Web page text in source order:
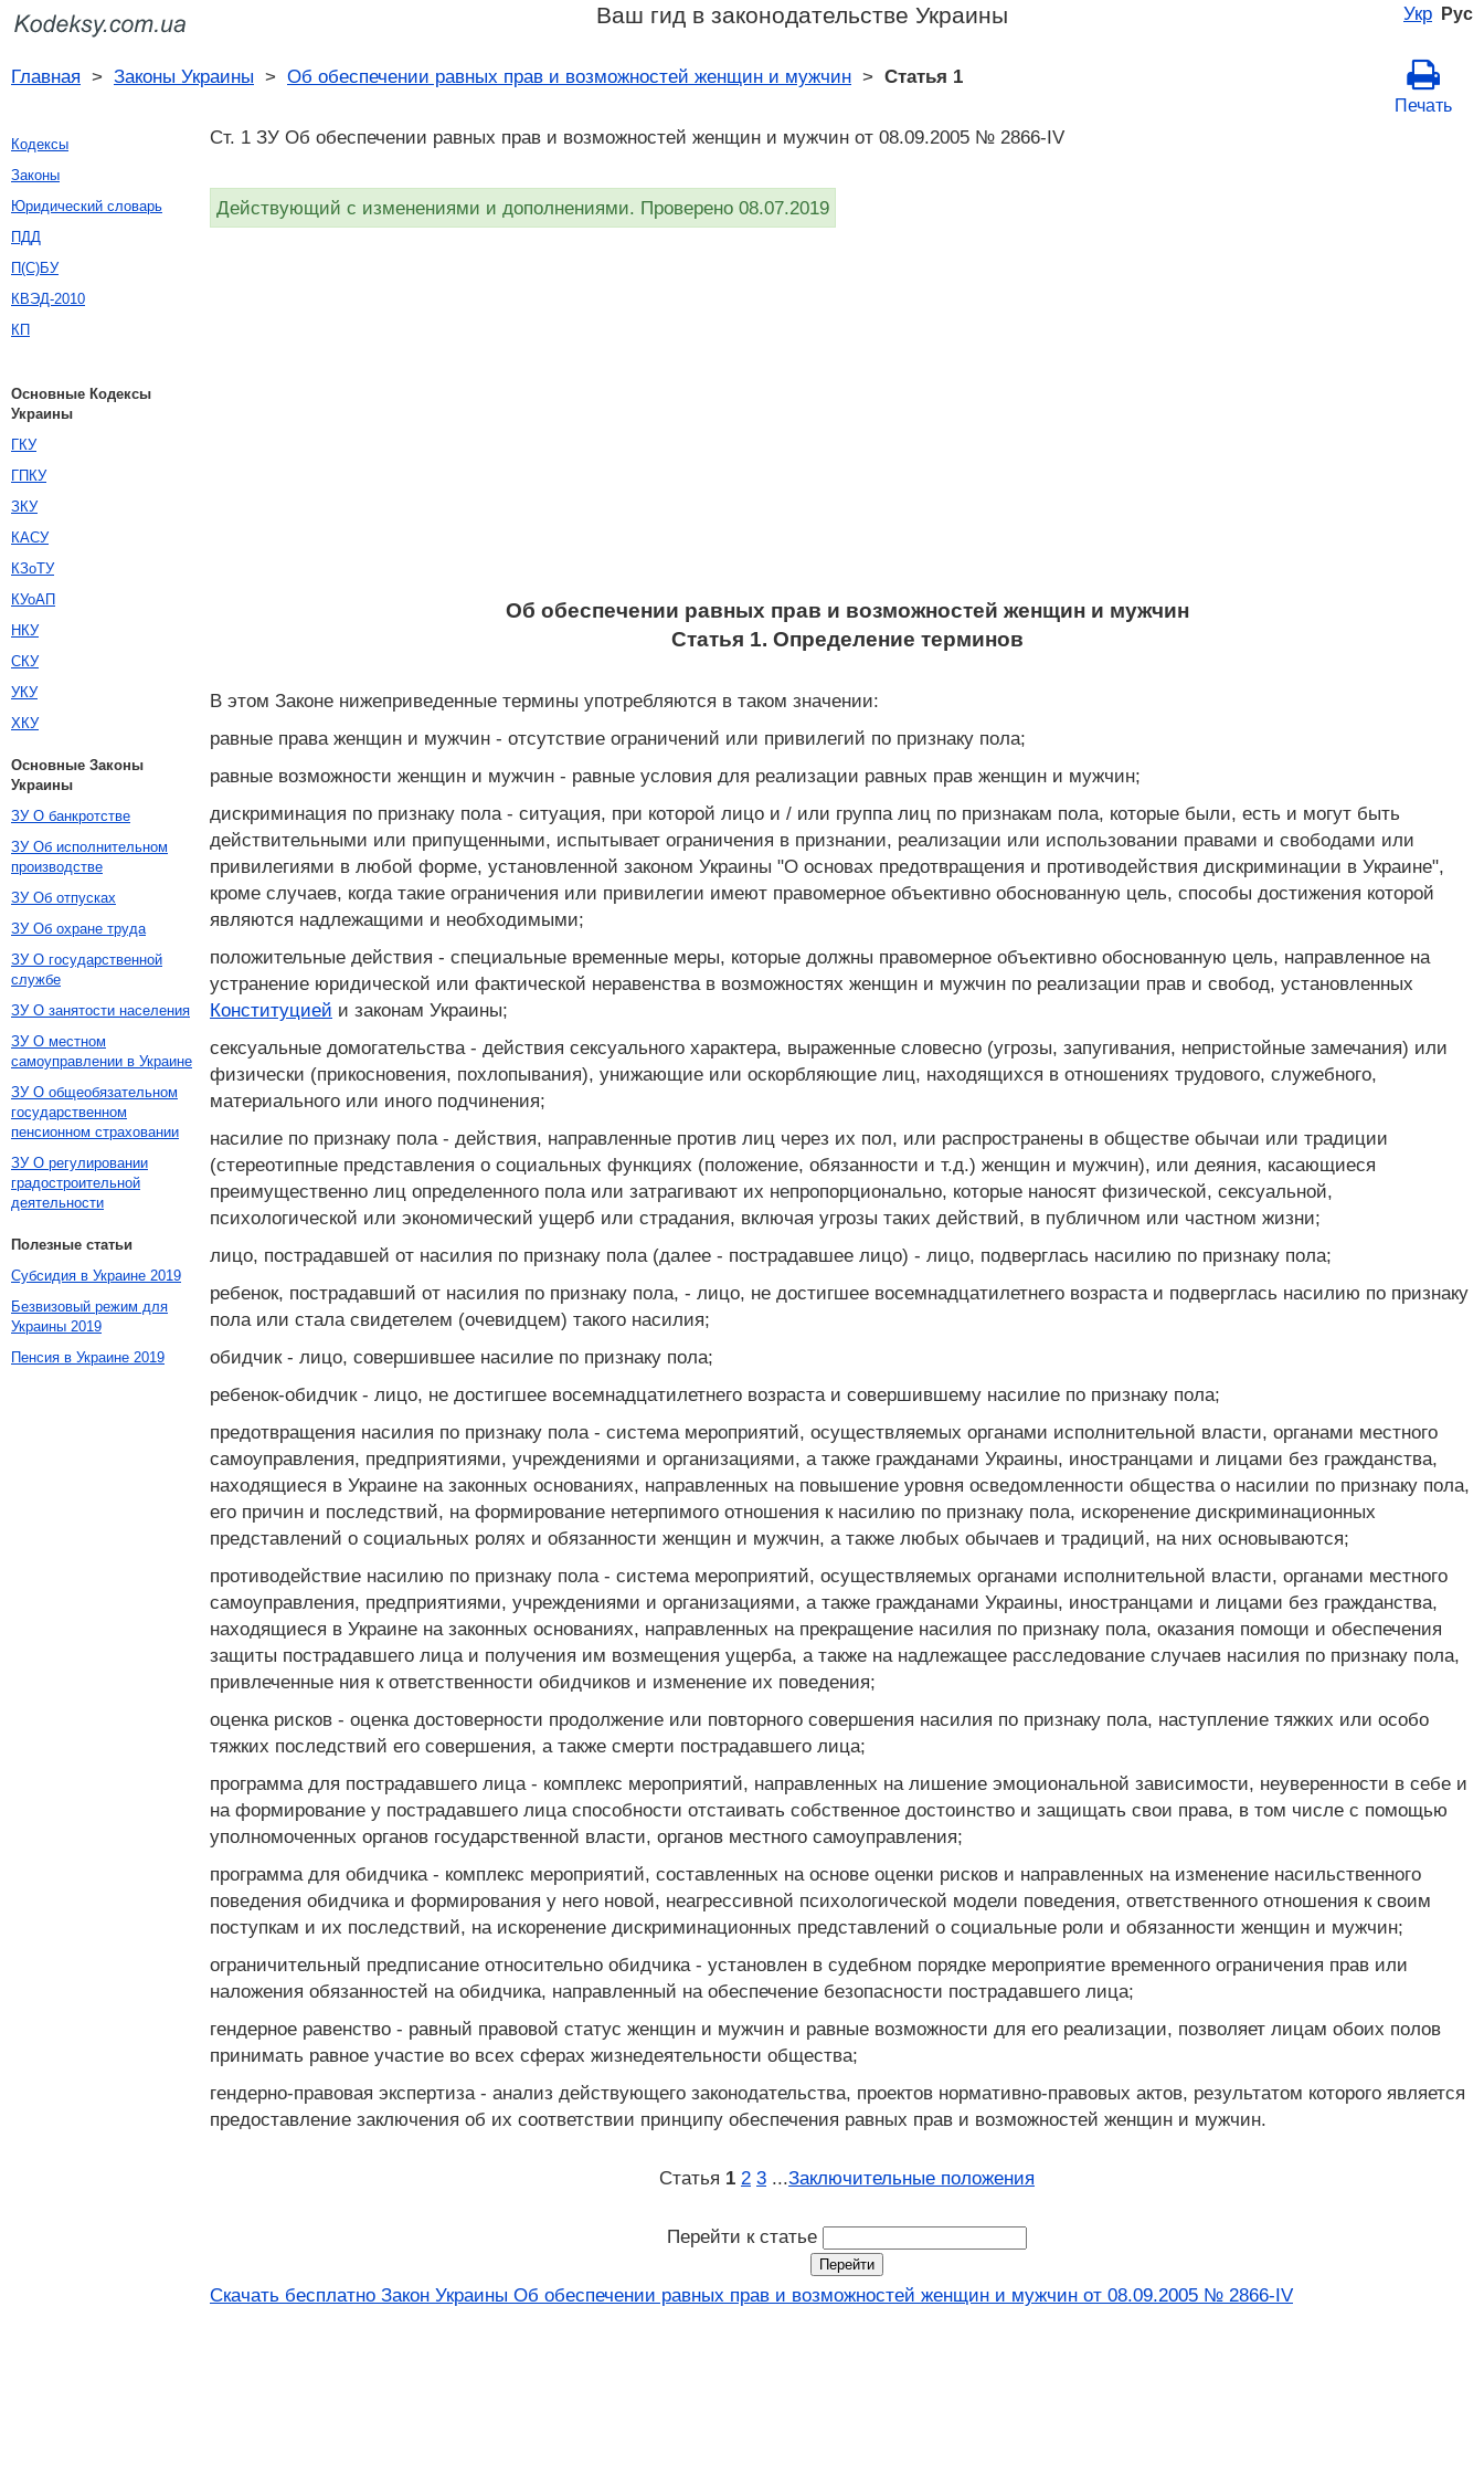
Укр Рус
Ваш гид в законодательстве Украины
Главная > Законы Украины > Об обеспечении равных прав и возможностей женщин и мужчин > Статья 1
Печать
Ст. 1 ЗУ Об обеспечении равных прав и возможностей женщин и мужчин от 08.09.2005 № 2866-IV
Действующий с изменениями и дополнениями. Проверено 08.07.2019
Об обеспечении равных прав и возможностей женщин и мужчин
Статья 1. Определение терминов
В этом Законе нижеприведенные термины употребляются в таком значении:
равные права женщин и мужчин - отсутствие ограничений или привилегий по признаку пола;
равные возможности женщин и мужчин - равные условия для реализации равных прав женщин и мужчин;
дискриминация по признаку пола - ситуация, при которой лицо и / или группа лиц по признакам пола, которые были, есть и могут быть
действительными или припущенными, испытывает ограничения в признании, реализации или использовании правами и свободами или
привилегиями в любой форме, установленной законом Украины "О основах предотвращения и противодействия дискриминации в Украине",
кроме случаев, когда такие ограничения или привилегии имеют правомерное объективно обоснованную цель, способы достижения которой
являются надлежащими и необходимыми;
положительные действия - специальные временные меры, которые должны правомерное объективно обоснованную цель, направленное на
устранение юридической или фактической неравенства в возможностях женщин и мужчин по реализации прав и свобод, установленных
Конституцией и законам Украины;
сексуальные домогательства - действия сексуального характера, выраженные словесно (угрозы, запугивания, непристойные замечания) или
физически (прикосновения, похлопывания), унижающие или оскорбляющие лиц, находящихся в отношениях трудового, служебного,
материального или иного подчинения;
насилие по признаку пола - действия, направленные против лиц через их пол, или распространены в обществе обычаи или традиции
(стереотипные представления о социальных функциях (положение, обязанности и т.д.) женщин и мужчин), или деяния, касающиеся
преимущественно лиц определенного пола или затрагивают их непропорционально, которые наносят физической, сексуальной,
психологической или экономический ущерб или страдания, включая угрозы таких действий, в публичном или частном жизни;
лицо, пострадавшей от насилия по признаку пола (далее - пострадавшее лицо) - лицо, подверглась насилию по признаку пола;
ребенок, пострадавший от насилия по признаку пола, - лицо, не достигшее восемнадцатилетнего возраста и подверглась насилию по признаку
пола или стала свидетелем (очевидцем) такого насилия;
обидчик - лицо, совершившее насилие по признаку пола;
ребенок-обидчик - лицо, не достигшее восемнадцатилетнего возраста и совершившему насилие по признаку пола;
предотвращения насилия по признаку пола - система мероприятий, осуществляемых органами исполнительной власти, органами местного
самоуправления, предприятиями, учреждениями и организациями, а также гражданами Украины, иностранцами и лицами без гражданства,
находящиеся в Украине на законных основаниях, направленных на повышение уровня осведомленности общества о насилии по признаку пола,
его причин и последствий, на формирование нетерпимого отношения к насилию по признаку пола, искоренение дискриминационных
представлений о социальных ролях и обязанности женщин и мужчин, а также любых обычаев и традиций, на них основываются;
противодействие насилию по признаку пола - система мероприятий, осуществляемых органами исполнительной власти, органами местного
самоуправления, предприятиями, учреждениями и организациями, а также гражданами Украины, иностранцами и лицами без гражданства,
находящиеся в Украине на законных основаниях, направленных на прекращение насилия по признаку пола, оказания помощи и обеспечения
защиты пострадавшего лица и получения им возмещения ущерба, а также на надлежащее расследование случаев насилия по признаку пола,
привлеченные ния к ответственности обидчиков и изменение их поведения;
оценка рисков - оценка достоверности продолжение или повторного совершения насилия по признаку пола, наступление тяжких или особо
тяжких последствий его совершения, а также смерти пострадавшего лица;
программа для пострадавшего лица - комплекс мероприятий, направленных на лишение эмоциональной зависимости, неуверенности в себе и
на формирование у пострадавшего лица способности отстаивать собственное достоинство и защищать свои права, в том числе с помощью
уполномоченных органов государственной власти, органов местного самоуправления;
программа для обидчика - комплекс мероприятий, составленных на основе оценки рисков и направленных на изменение насильственного
поведения обидчика и формирования у него новой, неагрессивной психологической модели поведения, ответственного отношения к своим
поступкам и их последствий, на искоренение дискриминационных представлений о социальные роли и обязанности женщин и мужчин;
ограничительный предписание относительно обидчика - установлен в судебном порядке мероприятие временного ограничения прав или
наложения обязанностей на обидчика, направленный на обеспечение безопасности пострадавшего лица;
гендерное равенство - равный правовой статус женщин и мужчин и равные возможности для его реализации, позволяет лицам обоих полов
принимать равное участие во всех сферах жизнедеятельности общества;
гендерно-правовая экспертиза - анализ действующего законодательства, проектов нормативно-правовых актов, результатом которого является
предоставление заключения об их соответствии принципу обеспечения равных прав и возможностей женщин и мужчин.
Статья 1 2 3 ...Заключительные положения
Перейти к статье
Скачать бесплатно Закон Украины Об обеспечении равных прав и возможностей женщин и мужчин от 08.09.2005 № 2866-IV
Кодексы
Законы
Юридический словарь
ПДД
П(С)БУ
КВЭД-2010
КП
Основные Кодексы
Украины
ГКУ
ГПКУ
ЗКУ
КАСУ
КЗоТУ
КУоАП
НКУ
СКУ
УКУ
ХКУ
Основные Законы
Украины
ЗУ О банкротстве
ЗУ Об исполнительном
производстве
ЗУ Об отпусках
ЗУ Об охране труда
ЗУ О государственной
службе
ЗУ О занятости населения
ЗУ О местном
самоуправлении в Украине
ЗУ О общеобязательном
государственном
пенсионном страховании
ЗУ О регулировании
градостроительной
деятельности
Полезные статьи
Субсидия в Украине 2019
Безвизовый режим для
Украины 2019
Пенсия в Украине 2019